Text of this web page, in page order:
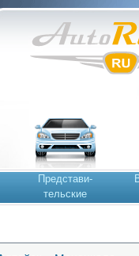
Представи-
тельские